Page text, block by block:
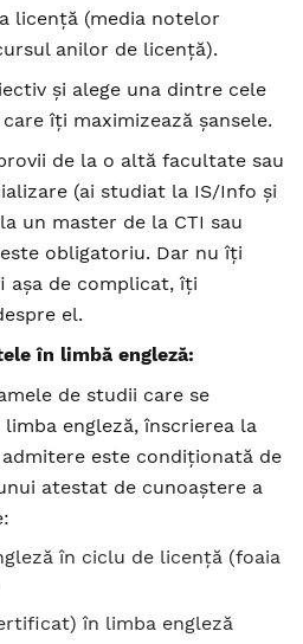
licență (media notelor
anilor de licență).
și alege una dintre cele
îți maximizează șansele.
de la o altă facultate sau
(ai studiat la IS/Info și
un master de la CTI sau
obligatoriu. Dar nu îți
așa de complicat, îți
el.
în limbă engleză:
de studii care se
limba engleză, înscrierea la
este condiționată de
atestat de cunoaștere a
în ciclu de licență (foaia
în limba engleză